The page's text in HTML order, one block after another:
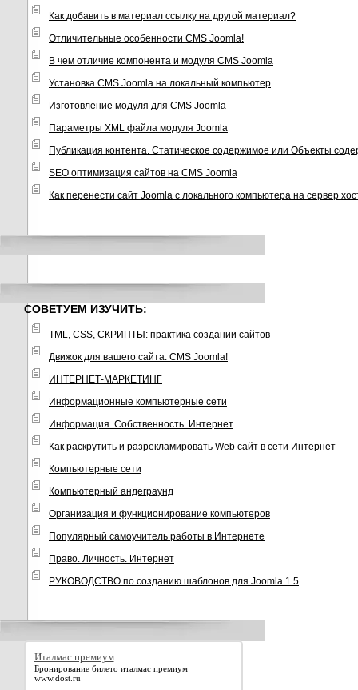
Как добавить в материал ссылку на другой материал?
Отличительные особенности CMS Joomla!
В чем отличие компонента и модуля CMS Joomla
Установка CMS Joomla на локальный компьютер
Изготовление модуля для CMS Joomla
Параметры XML файла модуля Joomla
Публикация контента. Статическое содержимое или Объекты
SEO оптимизация сайтов на CMS Joomla
Как перенести сайт Joomla с локального компьютера на сервер
СОВЕТУЕМ ИЗУЧИТЬ:
TML, CSS, СКРИПТЫ: практика создании сайтов
Движок для вашего сайта. CMS Joomla!
ИНТЕРНЕТ-МАРКЕТИНГ
Информационные компьютерные сети
Информация. Собственность. Интернет
Как раскрутить и разрекламировать Web сайт в сети Интернет
Компьютерные сети
Компьютерный андеграунд
Организация и функционирование компьютеров
Популярный самоучитель работы в Интернете
Право. Личность. Интернет
РУКОВОДСТВО по созданию шаблонов для Joomla 1.5
Италмас премиум
Бронирование билето италмас премиум
www.dost.ru